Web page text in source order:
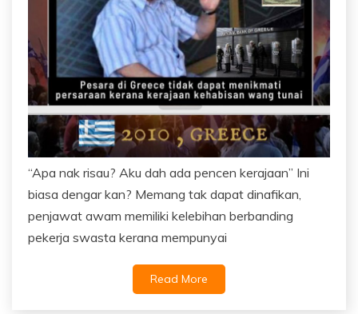
“Apa nak risau? Aku dah ada pencen kerajaan” Ini
biasa dengar kan? Memang tak dapat dinafikan,
penjawat awam memiliki kelebihan berbanding
pekerja swasta kerana mempunyai
Read More